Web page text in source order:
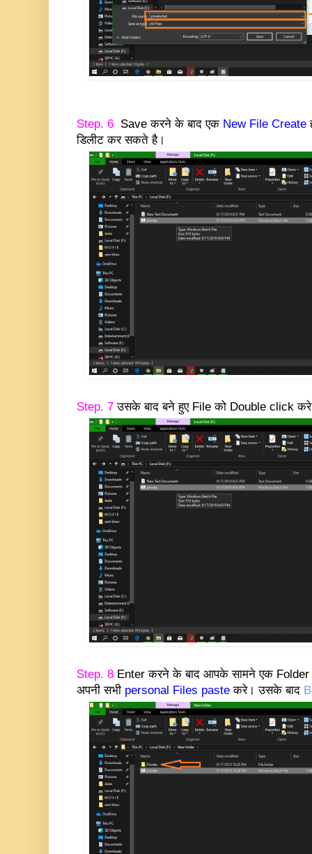
Step. 6 Save करने के बाद एक New File Create
डिलीट कर सकते है।
Step. 7 उसके बाद बने हुए File को Double click
Step. 8 Enter करने के बाद आपके सामने एक
अपनी सभी personal Files paste करे। उसके बाद